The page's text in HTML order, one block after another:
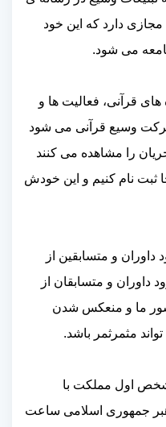
دارد که این خود
می شود.
های قرآنی، فعالیت ها و
وسیع قرآنی می شود
را مشاهده می کنند
ثبت نام کنیم و این خودش
و متسابقین از
داوران و متسابقان از
ما و منعکس شدن
مثمرثمر باشد.
اول مملکت با
جمهوری اسلامی ساعت